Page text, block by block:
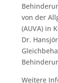
von der
(AUVA) in
Dr.
Weitere